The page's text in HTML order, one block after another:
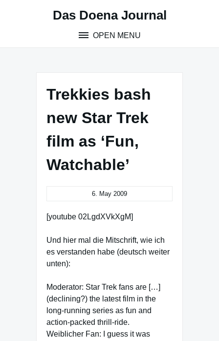
Das Doena Journal
OPEN MENU
Trekkies bash
new Star Trek
film as ‘Fun,
Watchable’
6. May 2009
[youtube 02LgdXVkXgM]
Und hier mal die Mitschrift, wie ich
es verstanden habe (deutsch weiter
unten):
Moderator: Star Trek fans are […]
(declining?) the latest film in the
long-running series as fun and
action-packed thrill-ride.
Weiblicher Fan: I guess it was